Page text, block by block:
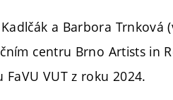
a Barbora Trnková
centru Brno Artists in
FaVU VUT z roku 2024.